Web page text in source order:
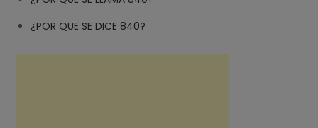
¿POR QUE SE DICE 840?